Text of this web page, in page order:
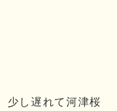
少し遅れて河津桜